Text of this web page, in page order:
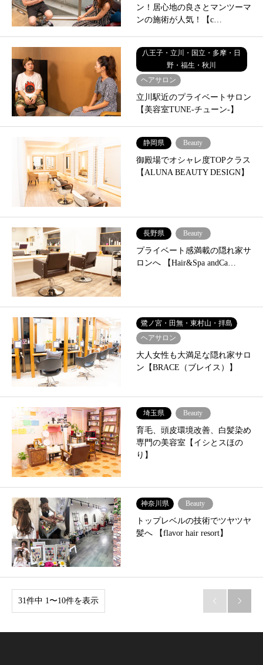
ン！居心地の良さとマンツーマ
ンの施術が人気！【c…
八王子・立川・国立・多摩・日
野・福生・秋川
ヘアサロン
立川駅近のプライベートサロン
【美容室TUNE-チューン-】
静岡県 Beauty
御殿場でオシャレ度TOPクラス
【ALUNA BEAUTY DESIGN】
長野県 Beauty
プライベート感満載の隠れ家サ
ロンへ 【Hair&Spa andCa…
鷺ノ宮・田無・東村山・拝島
ヘアサロン
大人女性も大満足な隠れ家サロ
ン【BRACE（ブレイス）】
埼玉県 Beauty
育毛、頭皮環境改善、白髪染め
専門の美容室【イシとスほの
り】
神奈川県 Beauty
トップレベルの技術でツヤツヤ
髪へ 【flavor hair resort】
31件中 1〜10件を表示  